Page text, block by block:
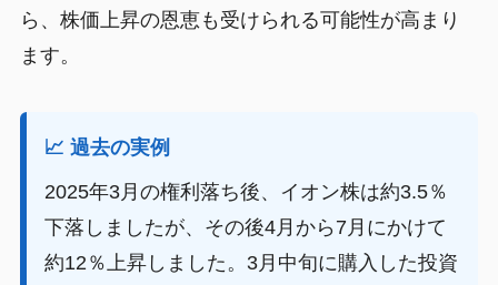
ら、株価上昇の恩恵も受けられる可能性が高まり
ます。
📈 過去の実例
2025年3月の権利落ち後、イオン株は約3.5％
下落しましたが、その後4月から7月にかけて
約12％上昇しました。3月中旬に購入した投資